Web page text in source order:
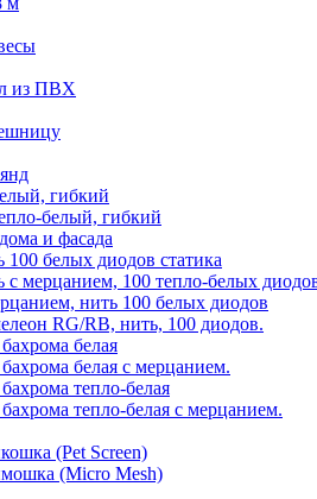
из ПВХ
гибкий
белый, гибкий
и фасада
100 белых диодов статика
с мерцанием, 100 тепло-белых
нить 100 белых диодов
RG/RB, нить, 100 диодов.
белая
белая с мерцанием.
тепло-белая
тепло-белая с мерцанием.
(Pet Screen)
(Micro Mesh)